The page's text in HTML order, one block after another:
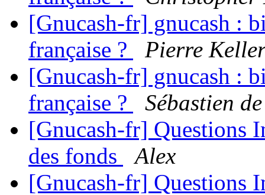
[Gnucash-fr] gnucash :
française ?
Pierre
[Gnucash-fr] gnucash :
française ?
Sébastien
[Gnucash-fr] Questions
des fonds
Alex
[Gnucash-fr] Questions